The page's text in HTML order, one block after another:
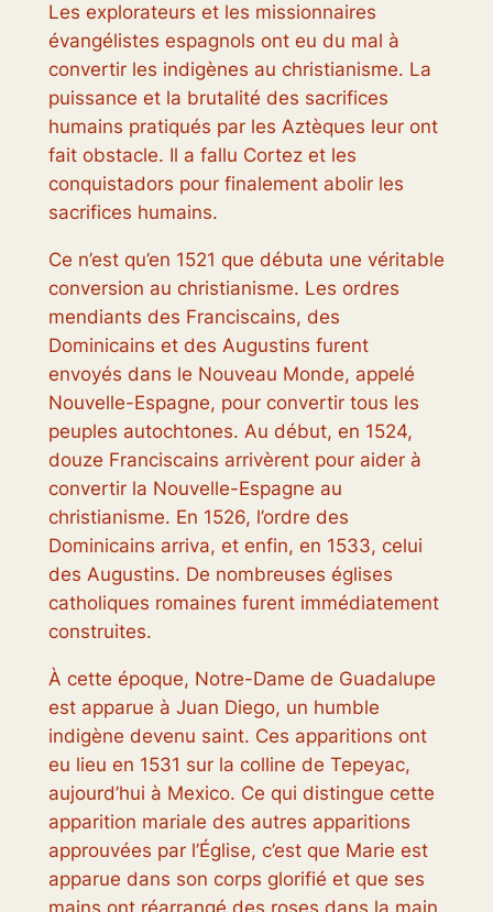
Les explorateurs et les missionnaires
évangélistes espagnols ont eu du mal à
convertir les indigènes au christianisme. La
puissance et la brutalité des sacrifices
humains pratiqués par les Aztèques leur ont
fait obstacle. Il a fallu Cortez et les
conquistadors pour finalement abolir les
sacrifices humains.
Ce n’est qu’en 1521 que débuta une véritable
conversion au christianisme. Les ordres
mendiants des Franciscains, des
Dominicains et des Augustins furent
envoyés dans le Nouveau Monde, appelé
Nouvelle-Espagne, pour convertir tous les
peuples autochtones. Au début, en 1524,
douze Franciscains arrivèrent pour aider à
convertir la Nouvelle-Espagne au
christianisme. En 1526, l’ordre des
Dominicains arriva, et enfin, en 1533, celui
des Augustins. De nombreuses églises
catholiques romaines furent immédiatement
construites.
À cette époque, Notre-Dame de Guadalupe
est apparue à Juan Diego, un humble
indigène devenu saint. Ces apparitions ont
eu lieu en 1531 sur la colline de Tepeyac,
aujourd’hui à Mexico. Ce qui distingue cette
apparition mariale des autres apparitions
approuvées par l’Église, c’est que Marie est
apparue dans son corps glorifié et que ses
mains ont réarrangé des roses dans la main